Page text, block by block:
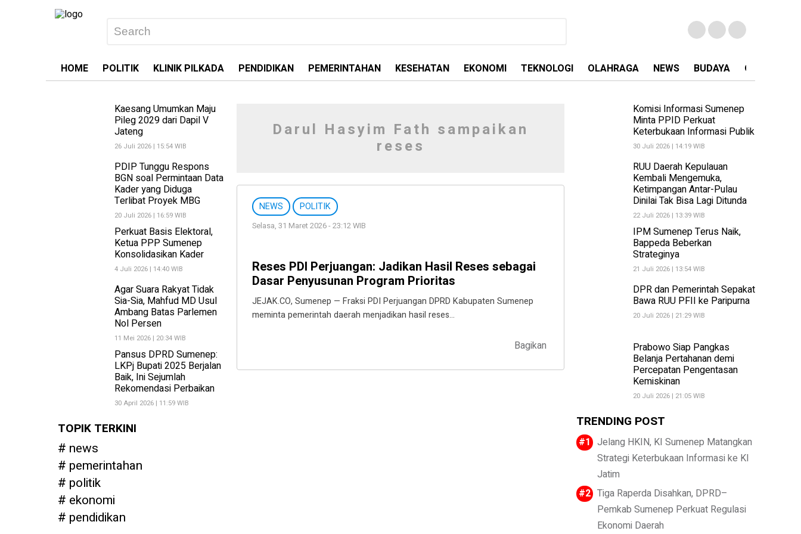
HOME POLITIK KLINIK PILKADA PENDIDIKAN PEMERINTAHAN KESEHATAN EKONOMI TEKNOLOGI OLAHRAGA NEWS BUDAYA OPINI
Kaesang Umumkan Maju
Pileg 2029 dari Dapil V
Jateng
26 Juli 2026 | 15:54 WIB
PDIP Tunggu Respons
BGN soal Permintaan Data
Kader yang Diduga
Terlibat Proyek MBG
20 Juli 2026 | 16:59 WIB
Perkuat Basis Elektoral,
Ketua PPP Sumenep
Konsolidasikan Kader
4 Juli 2026 | 14:40 WIB
Agar Suara Rakyat Tidak
Sia-Sia, Mahfud MD Usul
Ambang Batas Parlemen
Nol Persen
11 Mei 2026 | 20:34 WIB
Pansus DPRD Sumenep:
LKPj Bupati 2025 Berjalan
Baik, Ini Sejumlah
Rekomendasi Perbaikan
30 April 2026 | 11:59 WIB
TOPIK TERKINI
news
pemerintahan
politik
ekonomi
pendidikan
Darul Hasyim Fath sampaikan
reses
NEWS POLITIK
Selasa, 31 Maret 2026 - 23:12 WIB
Reses PDI Perjuangan: Jadikan Hasil Reses sebagai
Dasar Penyusunan Program Prioritas
JEJAK.CO, Sumenep — Fraksi PDI Perjuangan DPRD Kabupaten Sumenep
meminta pemerintah daerah menjadikan hasil reses…
Bagikan
Komisi Informasi Sumenep
Minta PPID Perkuat
Keterbukaan Informasi Publik
30 Juli 2026 | 14:19 WIB
RUU Daerah Kepulauan
Kembali Mengemuka,
Ketimpangan Antar-Pulau
Dinilai Tak Bisa Lagi Ditunda
22 Juli 2026 | 13:39 WIB
IPM Sumenep Terus Naik,
Bappeda Beberkan
Strateginya
21 Juli 2026 | 13:54 WIB
DPR dan Pemerintah Sepakat
Bawa RUU PFII ke Paripurna
20 Juli 2026 | 21:29 WIB
Prabowo Siap Pangkas
Belanja Pertahanan demi
Percepatan Pengentasan
Kemiskinan
20 Juli 2026 | 21:05 WIB
TRENDING POST
Jelang HKIN, KI Sumenep Matangkan
Strategi Keterbukaan Informasi ke KI
Jatim
Tiga Raperda Disahkan, DPRD–
Pemkab Sumenep Perkuat Regulasi
Ekonomi Daerah